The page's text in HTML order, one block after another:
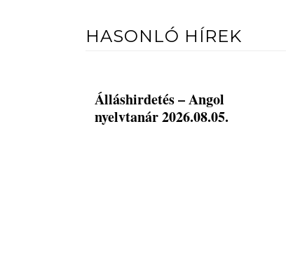
HASONLÓ HÍREK
Álláshirdetés – Angol
nyelvtanár 2026.08.05.